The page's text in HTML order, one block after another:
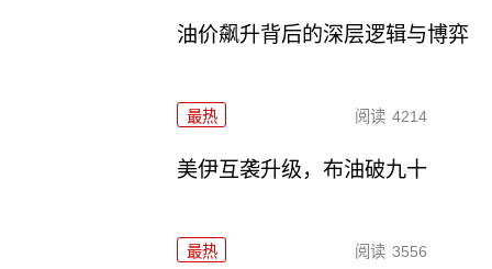
油价飙升背后的深层逻辑与博弈
最热 阅读 4214
美伊互袭升级，布油破九十
最热 阅读 3556